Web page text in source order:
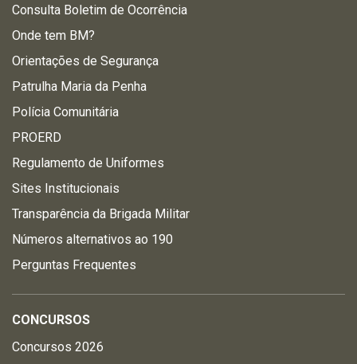
Consulta Boletim de Ocorrência
Onde tem BM?
Orientações de Segurança
Patrulha Maria da Penha
Polícia Comunitária
PROERD
Regulamento de Uniformes
Sites Institucionais
Transparência da Brigada Militar
Números alternativos ao 190
Perguntas Frequentes
CONCURSOS
Concursos 2026